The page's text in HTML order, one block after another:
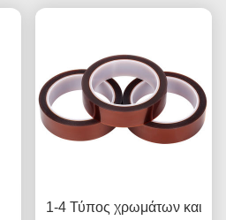
1-4 Τύπος χρωμάτων και